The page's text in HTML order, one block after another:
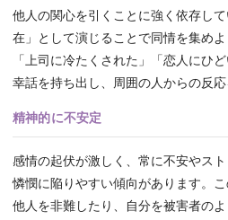
他人の関心を引くことに強く依存し
在」として演じることで同情を集め
「上司に冷たくされた」「恋人にひ
幸話を持ち出し、周囲の人からの反応
精神的に不安定
感情の起伏が激しく、常に不安やス
憐憫に陥りやすい傾向があります。
他人を非難したり、自分を被害者の